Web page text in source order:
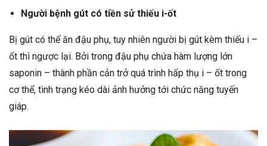
Người bệnh gút có tiền sử thiếu i-ốt
Bị gút có thể ăn đậu phụ, tuy nhiên người bị gút kèm thiếu i –
ốt thì ngược lại. Bởi trong đậu phụ chứa hàm lượng lớn
saponin – thành phần cản trở quá trình hấp thụ i – ốt trong
cơ thể, tình trạng kéo dài ảnh hưởng tới chức năng tuyến
giáp.